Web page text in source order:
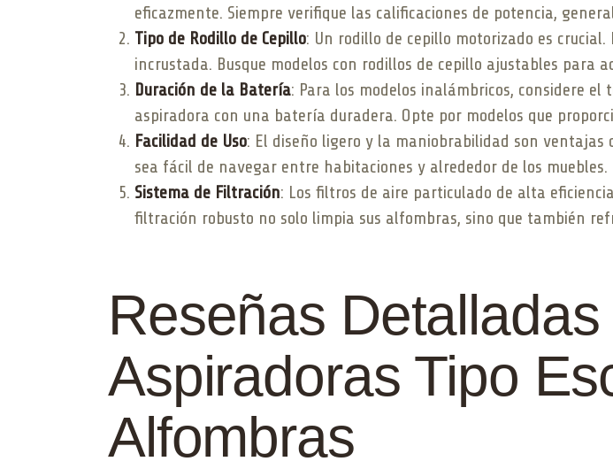
eficazmente. Siempre verifique las calificaciones de potencia,
Tipo de Rodillo de Cepillo: Un rodillo de cepillo motorizado es
incrustada. Busque modelos con rodillos de cepillo ajustables para
Duración de la Batería: Para los modelos inalámbricos, considere
aspiradora con una batería duradera. Opte por modelos que
Facilidad de Uso: El diseño ligero y la maniobrabilidad son ventajas
sea fácil de navegar entre habitaciones y alrededor de los muebles.
Sistema de Filtración: Los filtros de aire particulado de alta
filtración robusto no solo limpia sus alfombras, sino que también
Reseñas
Aspiradoras Tipo
Alfombras